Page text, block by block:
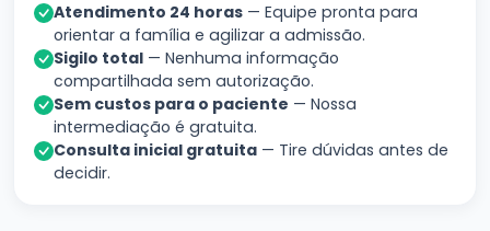
Atendimento 24 horas — Equipe pronta para
orientar a família e agilizar a admissão.
Sigilo total — Nenhuma informação
compartilhada sem autorização.
Sem custos para o paciente — Nossa
intermediação é gratuita.
Consulta inicial gratuita — Tire dúvidas antes de
decidir.